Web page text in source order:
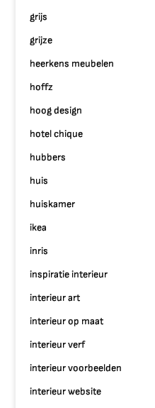
grijs
grijze
heerkens meubelen
hoffz
hoog design
hotel chique
hubbers
huis
huiskamer
ikea
inris
inspiratie interieur
interieur art
interieur op maat
interieur verf
interieur voorbeelden
interieur website